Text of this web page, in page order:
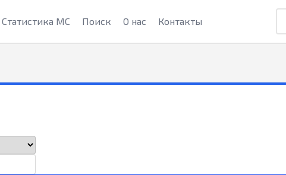
Статистика МС Поиск О нас Контакты